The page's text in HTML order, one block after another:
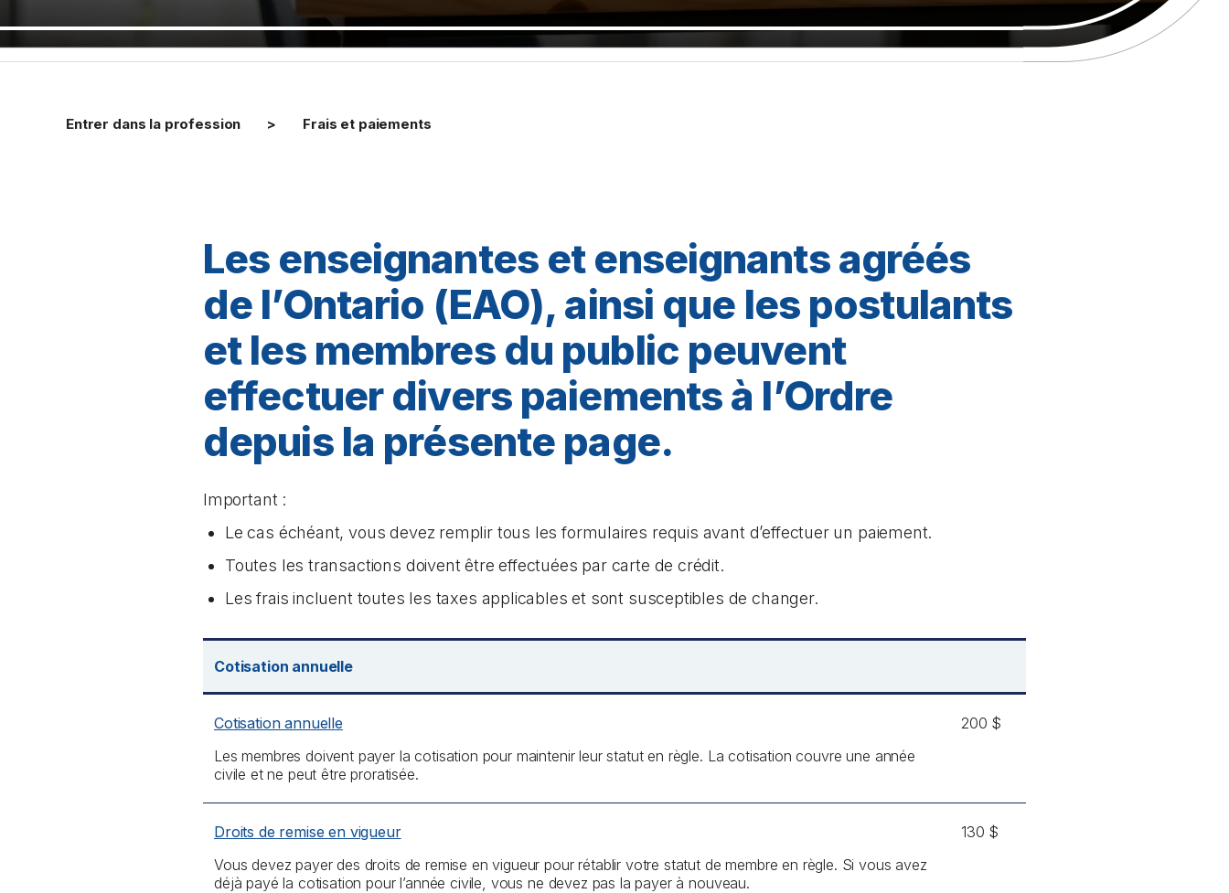
Entrer dans la profession Frais et paiements
Les enseignantes et enseignants agréés
de l’Ontario (EAO), ainsi que les postulants
et les membres du public peuvent
effectuer divers paiements à l’Ordre
depuis la présente page.
Important :
Le cas échéant, vous devez remplir tous les formulaires requis avant d’effectuer un paiement.
Toutes les transactions doivent être effectuées par carte de crédit.
Les frais incluent toutes les taxes applicables et sont susceptibles de changer.
Cotisation annuelle
Cotisation annuelle
Les membres doivent payer la cotisation pour maintenir leur statut en règle. La cotisation couvre une année
civile et ne peut être proratisée.
200 $
Droits de remise en vigueur
Vous devez payer des droits de remise en vigueur pour rétablir votre statut de membre en règle. Si vous avez
déjà payé la cotisation pour l’année civile, vous ne devez pas la payer à nouveau.
130 $